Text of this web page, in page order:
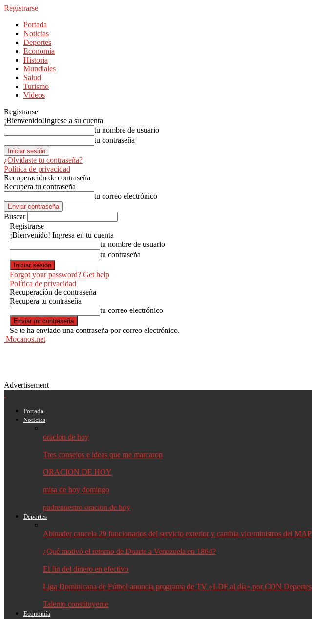
Registrarse
Portada
Noticias
Deportes
Economía
Historia
Mundiales
Salud
Turismo
Videos
Registrarse
¡Bienvenido!Ingrese a su cuenta
tu nombre de usuario
tu contraseña
¿Olvidaste tu contraseña?
Política de privacidad
Recuperación de contraseña
Recupera tu contraseña
tu correo electrónico
Buscar
Registrarse
¡Bienvenido! Ingresa en tu cuenta
tu nombre de usuario
tu contraseña
Forgot your password? Get help
Política de privacidad
Recuperación de contraseña
Recupera tu contraseña
tu correo electrónico
Se te ha enviado una contraseña por correo electrónico.
Mocanos.net
Advertisement
Portada
Noticias
oracion de hoy
Tres consejos e ideas que me marcaron
ORACION DE HOY
misa de hoy domingo
padrenuestro oracion de hoy
Deportes
Abinader cancela 29 funcionarios del servicio exterior y cambia viceministros del MAP
¿Qué motivó el retorno de Duarte a Venezuela en 1864?
El fin del dinero en efectivo
Liga Dominicana de Fútbol anuncia programa de TV «LDF al día» por CDN Deportes
Talento constituyente
Economía